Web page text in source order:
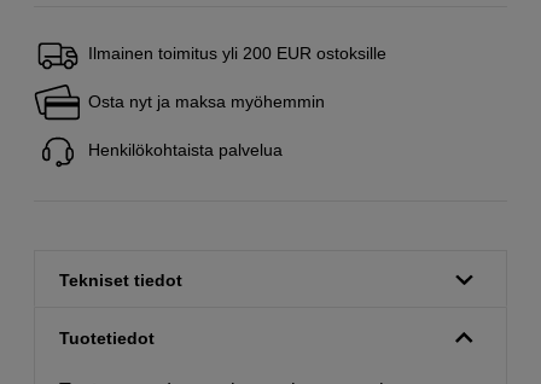
Ilmainen toimitus yli 200 EUR ostoksille
Osta nyt ja maksa myöhemmin
Henkilökohtaista palvelua
Tekniset tiedot
Tuotetiedot